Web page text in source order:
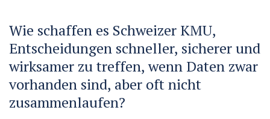
Wie schaffen es Schweizer KMU,
Entscheidungen schneller, sicherer und
wirksamer zu treffen, wenn Daten zwar
vorhanden sind, aber oft nicht
zusammenlaufen?